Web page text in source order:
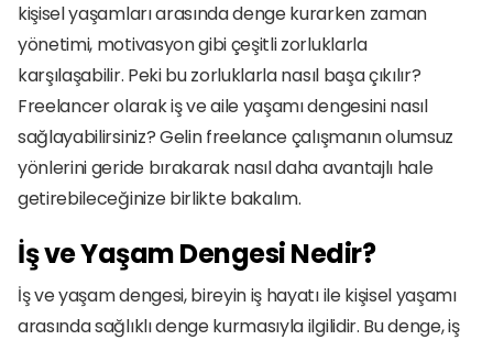
kişisel yaşamları arasında denge kurarken zaman
yönetimi, motivasyon gibi çeşitli zorluklarla
karşılaşabilir. Peki bu zorluklarla nasıl başa çıkılır?
Freelancer olarak iş ve aile yaşamı dengesini nasıl
sağlayabilirsiniz? Gelin freelance çalışmanın olumsuz
yönlerini geride bırakarak nasıl daha avantajlı hale
getirebileceğinize birlikte bakalım.
İş ve Yaşam Dengesi Nedir?
İş ve yaşam dengesi, bireyin iş hayatı ile kişisel yaşamı
arasında sağlıklı denge kurmasıyla ilgilidir. Bu denge, iş